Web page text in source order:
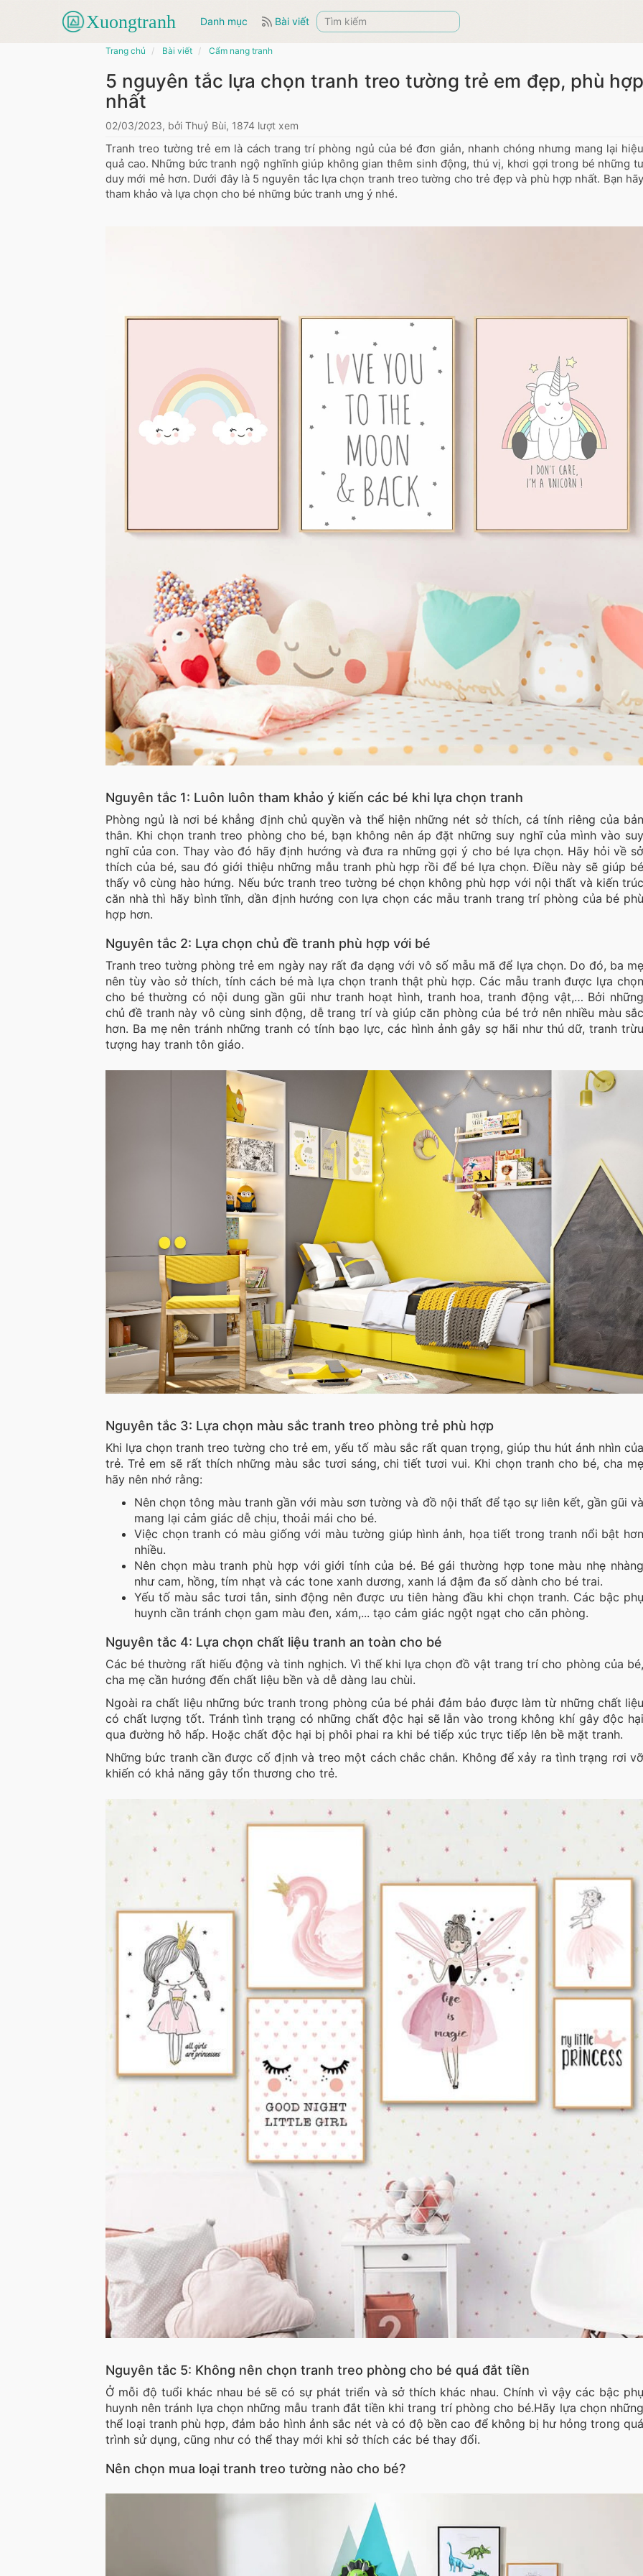
Danh mục Bài viết
Trang chủ Bài viết Cẩm nang tranh
5 nguyên tắc lựa chọn tranh treo tường trẻ em đẹp, phù hợp
nhất
02/03/2023, bởi Thuỷ Bùi, 1874 lượt xem
Tranh treo tường trẻ em là cách trang trí phòng ngủ của bé đơn giản, nhanh chóng nhưng mang lại hiệu
quả cao. Những bức tranh ngộ nghĩnh giúp không gian thêm sinh động, thú vị, khơi gợi trong bé những tư
duy mới mẻ hơn. Dưới đây là 5 nguyên tắc lựa chọn tranh treo tường cho trẻ đẹp và phù hợp nhất. Bạn hãy
tham khảo và lựa chọn cho bé những bức tranh ưng ý nhé.
Nguyên tắc 1: Luôn luôn tham khảo ý kiến các bé khi lựa chọn tranh
Phòng ngủ là nơi bé khẳng định chủ quyền và thể hiện những nét sở thích, cá tính riêng của bản
thân. Khi chọn tranh treo phòng cho bé, bạn không nên áp đặt những suy nghĩ của mình vào suy
nghĩ của con. Thay vào đó hãy định hướng và đưa ra những gợi ý cho bé lựa chọn. Hãy hỏi về sở
thích của bé, sau đó giới thiệu những mẫu tranh phù hợp rồi để bé lựa chọn. Điều này sẽ giúp bé
thấy vô cùng hào hứng. Nếu bức tranh treo tường bé chọn không phù hợp với nội thất và kiến trúc
căn nhà thì hãy bình tĩnh, dần định hướng con lựa chọn các mẫu tranh trang trí phòng của bé phù
hợp hơn.
Nguyên tắc 2: Lựa chọn chủ đề tranh phù hợp với bé
Tranh treo tường phòng trẻ em ngày nay rất đa dạng với vô số mẫu mã để lựa chọn. Do đó, ba mẹ
nên tùy vào sở thích, tính cách bé mà lựa chọn tranh thật phù hợp. Các mẫu tranh được lựa chọn
cho bé thường có nội dung gần gũi như tranh hoạt hình, tranh hoa, tranh động vật,… Bởi những
chủ đề tranh này vô cùng sinh động, dễ trang trí và giúp căn phòng của bé trở nên nhiều màu sắc
hơn. Ba mẹ nên tránh những tranh có tính bạo lực, các hình ảnh gây sợ hãi như thú dữ, tranh trừu
tượng hay tranh tôn giáo.
Nguyên tắc 3: Lựa chọn màu sắc tranh treo phòng trẻ phù hợp
Khi lựa chọn tranh treo tường cho trẻ em, yếu tố màu sắc rất quan trọng, giúp thu hút ánh nhìn của
trẻ. Trẻ em sẽ rất thích những màu sắc tươi sáng, chi tiết tươi vui. Khi chọn tranh cho bé, cha mẹ
hãy nên nhớ rằng:
Nên chọn tông màu tranh gần với màu sơn tường và đồ nội thất để tạo sự liên kết, gần gũi và
mang lại cảm giác dễ chịu, thoải mái cho bé.
Việc chọn tranh có màu giống với màu tường giúp hình ảnh, họa tiết trong tranh nổi bật hơn
nhiều.
Nên chọn màu tranh phù hợp với giới tính của bé. Bé gái thường hợp tone màu nhẹ nhàng
như cam, hồng, tím nhạt và các tone xanh dương, xanh lá đậm đa số dành cho bé trai.
Yếu tố màu sắc tươi tắn, sinh động nên được ưu tiên hàng đầu khi chọn tranh. Các bậc phụ
huynh cần tránh chọn gam màu đen, xám,... tạo cảm giác ngột ngạt cho căn phòng.
Nguyên tắc 4: Lựa chọn chất liệu tranh an toàn cho bé
Các bé thường rất hiếu động và tinh nghịch. Vì thế khi lựa chọn đồ vật trang trí cho phòng của bé,
cha mẹ cần hướng đến chất liệu bền và dễ dàng lau chùi.
Ngoài ra chất liệu những bức tranh trong phòng của bé phải đảm bảo được làm từ những chất liệu
có chất lượng tốt. Tránh tình trạng có những chất độc hại sẽ lẫn vào trong không khí gây độc hại
qua đường hô hấp. Hoặc chất độc hại bị phôi phai ra khi bé tiếp xúc trực tiếp lên bề mặt tranh.
Những bức tranh cần được cố định và treo một cách chắc chắn. Không để xảy ra tình trạng rơi vỡ
khiến có khả năng gây tổn thương cho trẻ.
Nguyên tắc 5: Không nên chọn tranh treo phòng cho bé quá đắt tiền
Ở mỗi độ tuổi khác nhau bé sẽ có sự phát triển và sở thích khác nhau. Chính vì vậy các bậc phụ
huynh nên tránh lựa chọn những mẫu tranh đắt tiền khi trang trí phòng cho bé.Hãy lựa chọn những
thể loại tranh phù hợp, đảm bảo hình ảnh sắc nét và có độ bền cao để không bị hư hỏng trong quá
trình sử dụng, cũng như có thể thay mới khi sở thích các bé thay đổi.
Nên chọn mua loại tranh treo tường nào cho bé?